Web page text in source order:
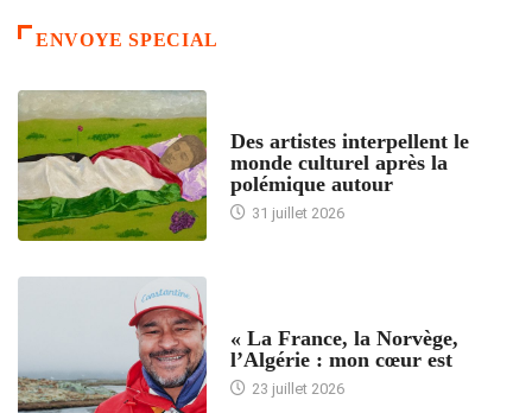
ENVOYE SPECIAL
Des artistes interpellent le
monde culturel après la
polémique autour
31 juillet 2026
« La France, la Norvège,
l’Algérie : mon cœur est
23 juillet 2026